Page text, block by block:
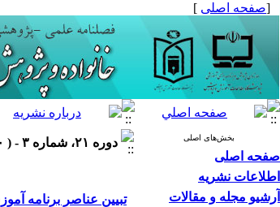
[صفحه اصلی ]
بخش‌های اصلی
صفحه اصلی
اطلاعات نشریه
آرشیو مجله و مقالات
دوره ۲۱، شماره ۳ - ( ۱۰-۱۴۰۳ )
تبیین عناصر برنامه